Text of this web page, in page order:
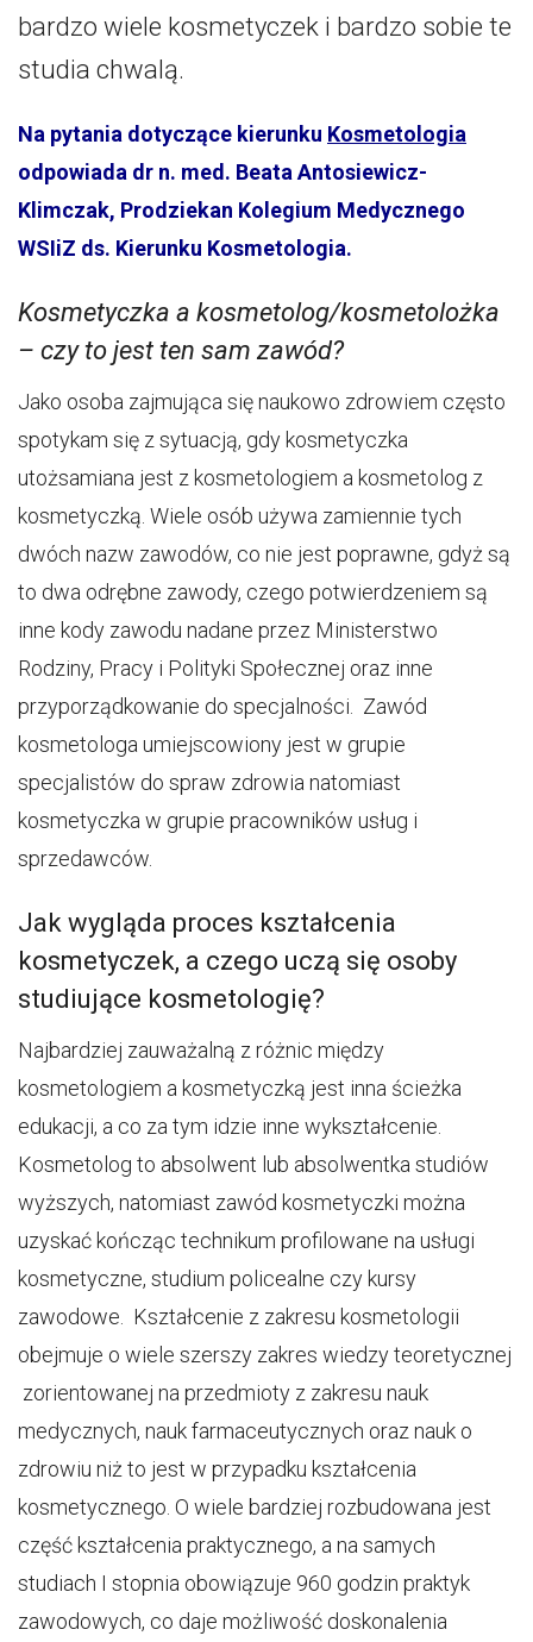
bardzo wiele kosmetyczek i bardzo sobie te
studia chwalą.
Na pytania dotyczące kierunku Kosmetologia
odpowiada dr n. med. Beata Antosiewicz-
Klimczak, Prodziekan Kolegium Medycznego
WSIiZ ds. Kierunku Kosmetologia.
Kosmetyczka a kosmetolog/kosmetolożka
– czy to jest ten sam zawód?
Jako osoba zajmująca się naukowo zdrowiem często
spotykam się z sytuacją, gdy kosmetyczka
utożsamiana jest z kosmetologiem a kosmetolog z
kosmetyczką. Wiele osób używa zamiennie tych
dwóch nazw zawodów, co nie jest poprawne, gdyż są
to dwa odrębne zawody, czego potwierdzeniem są
inne kody zawodu nadane przez Ministerstwo
Rodziny, Pracy i Polityki Społecznej oraz inne
przyporządkowanie do specjalności. Zawód
kosmetologa umiejscowiony jest w grupie
specjalistów do spraw zdrowia natomiast
kosmetyczka w grupie pracowników usług i
sprzedawców.
Jak wygląda proces kształcenia
kosmetyczek, a czego uczą się osoby
studiujące kosmetologię?
Najbardziej zauważalną z różnic między
kosmetologiem a kosmetyczką jest inna ścieżka
edukacji, a co za tym idzie inne wykształcenie.
Kosmetolog to absolwent lub absolwentka studiów
wyższych, natomiast zawód kosmetyczki można
uzyskać kończąc technikum profilowane na usługi
kosmetyczne, studium policealne czy kursy
zawodowe. Kształcenie z zakresu kosmetologii
obejmuje o wiele szerszy zakres wiedzy teoretycznej
zorientowanej na przedmioty z zakresu nauk
medycznych, nauk farmaceutycznych oraz nauk o
zdrowiu niż to jest w przypadku kształcenia
kosmetycznego. O wiele bardziej rozbudowana jest
część kształcenia praktycznego, a na samych
studiach I stopnia obowiązuje 960 godzin praktyk
zawodowych, co daje możliwość doskonalenia